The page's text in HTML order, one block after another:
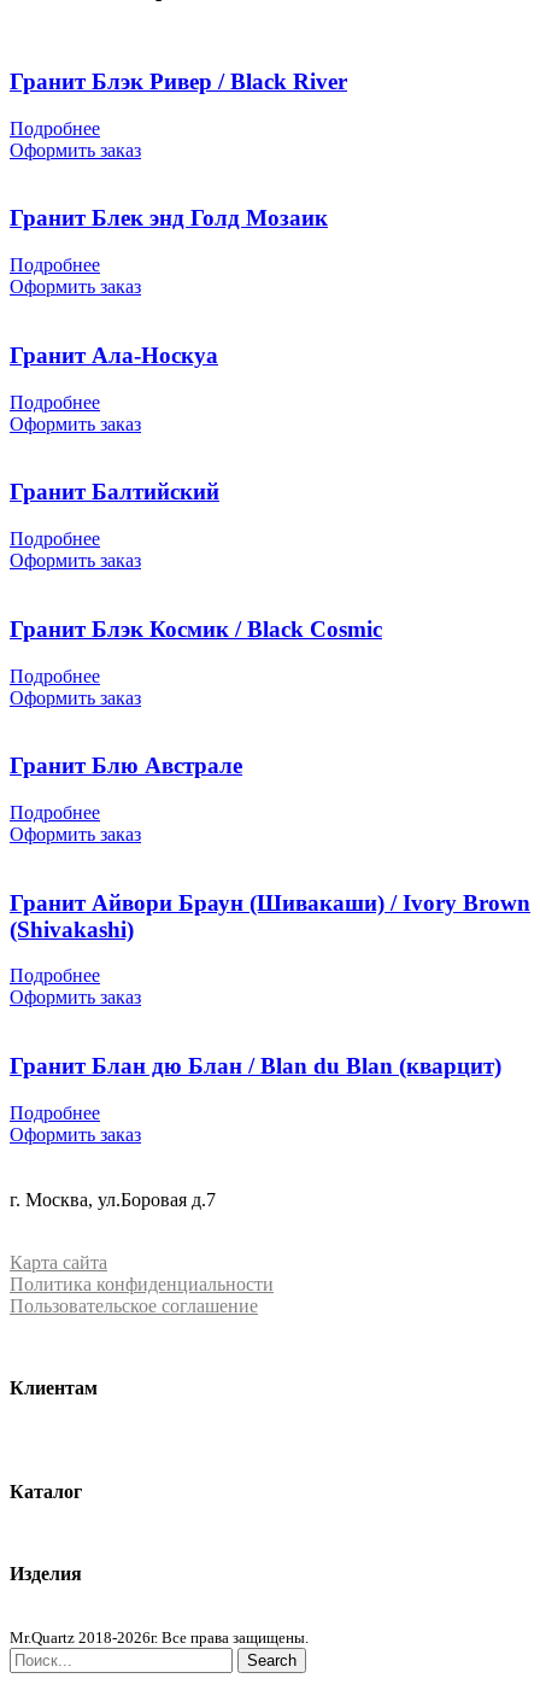
Гранит Блэк Ривер / Black River
Подробнее
Оформить заказ
Гранит Блек энд Голд Мозаик
Подробнее
Оформить заказ
Гранит Ала-Носкуа
Подробнее
Оформить заказ
Гранит Балтийский
Подробнее
Оформить заказ
Гранит Блэк Космик / Black Cosmic
Подробнее
Оформить заказ
Гранит Блю Австрале
Подробнее
Оформить заказ
Гранит Айвори Браун (Шивакаши) / Ivory Brown
(Shivakashi)
Подробнее
Оформить заказ
Гранит Блан дю Блан / Blan du Blan (кварцит)
Подробнее
Оформить заказ
г. Москва, ул.Боровая д.7
Карта сайта
Политика конфиденциальности
Пользовательское соглашение
Клиентам
Каталог
Изделия
Mr.Quartz 2018-2026г. Все права защищены.
Search